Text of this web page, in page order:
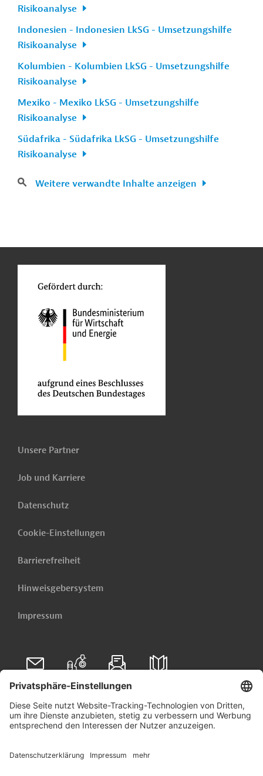
Risikoanalyse
Indonesien - Indonesien LkSG - Umsetzungshilfe
Risikoanalyse
Kolumbien - Kolumbien LkSG - Umsetzungshilfe
Risikoanalyse
Mexiko - Mexiko LkSG - Umsetzungshilfe
Risikoanalyse
Südafrika - Südafrika LkSG - Umsetzungshilfe
Risikoanalyse
Weitere verwandte Inhalte anzeigen
Unsere Partner
Job und Karriere
Datenschutz
Cookie-Einstellungen
Barrierefreiheit
Hinweisgebersystem
Impressum
Folgen Sie uns auf
Linkedin